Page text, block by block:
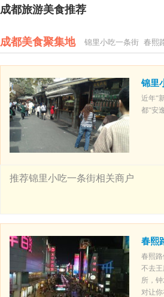
成都旅游美食推荐
成都美食聚集地 锦里小吃一条街 春熙
锦里
近年“
都“安
推荐锦里小吃一条街相关商户
春熙
春熙
不去
所，
对让